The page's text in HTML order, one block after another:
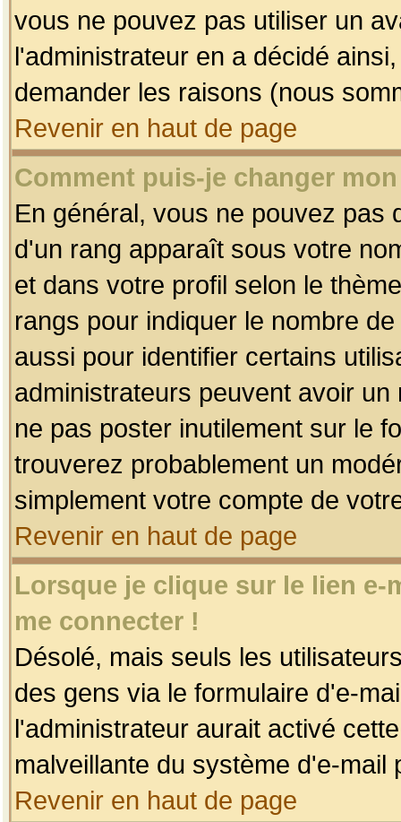
vous ne pouvez pas utiliser un
l'administrateur en a décidé
demander les raisons (nous
Revenir en haut de page
Comment puis-je changer
En général, vous ne pouvez pas
d'un rang apparaît sous votre
et dans votre profil selon le
rangs pour indiquer le nombre
aussi pour identifier certains
administrateurs peuvent avoir
ne pas poster inutilement sur le
trouverez probablement un
simplement votre compte de
Revenir en haut de page
Lorsque je clique sur le lien
me connecter !
Désolé, mais seuls les
des gens via le formulaire d'e-
l'administrateur aurait activé
malveillante du système d'e-
Revenir en haut de page